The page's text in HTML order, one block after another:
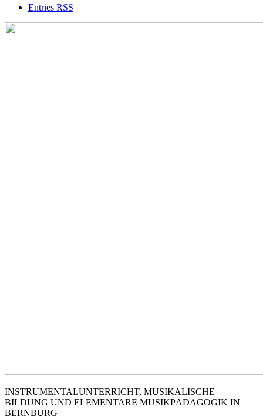
Entries RSS
INSTRUMENTALUNTERRICHT, MUSIKALISCHE
BILDUNG UND ELEMENTARE MUSIKPÄDAGOGIK IN
BERNBURG